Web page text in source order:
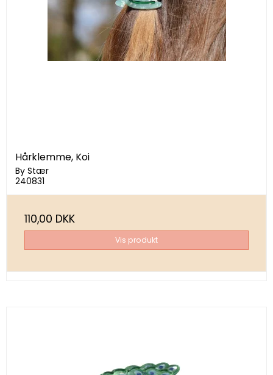
Hårklemme, Koi
By Stær
240831
110,00 DKK
Vis produkt